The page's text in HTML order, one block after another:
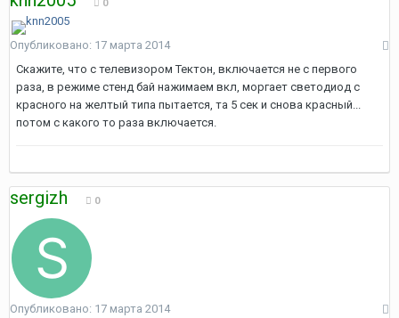
0
Опубликовано: 17 марта 2014
Скажите, что с телевизором Тектон, включается не с первого
раза, в режиме стенд бай нажимаем вкл, моргает светодиод с
красного на желтый типа пытается, та 5 сек и снова красный...
потом с какого то раза включается.
sergizh 0
Опубликовано: 17 марта 2014